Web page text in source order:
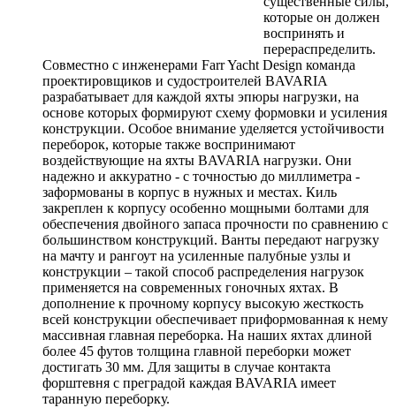
которые он должен
воспринять и
перераспределить.
Совместно с инженерами Farr Yacht Design команда
проектировщиков и судостроителей BAVARIA
разрабатывает для каждой яхты эпюры нагрузки, на
основе которых формируют схему формовки и усиления
конструкции. Особое внимание уделяется устойчивости
переборок, которые также воспринимают
воздействующие на яхты BAVARIA нагрузки. Они
надежно и аккуратно - с точностью до миллиметра -
заформованы в корпус в нужных и местах. Киль
закреплен к корпусу особенно мощными болтами для
обеспечения двойного запаса прочности по сравнению с
большинством конструкций. Ванты передают нагрузку
на мачту и рангоут на усиленные палубные узлы и
конструкции – такой способ распределения нагрузок
применяется на современных гоночных яхтах. В
дополнение к прочному корпусу высокую жесткость
всей конструкции обеспечивает приформованная к нему
массивная главная переборка. На наших яхтах длиной
более 45 футов толщина главной переборки может
достигать 30 мм. Для защиты в случае контакта
форштевня с преградой каждая BAVARIA имеет
таранную переборку.